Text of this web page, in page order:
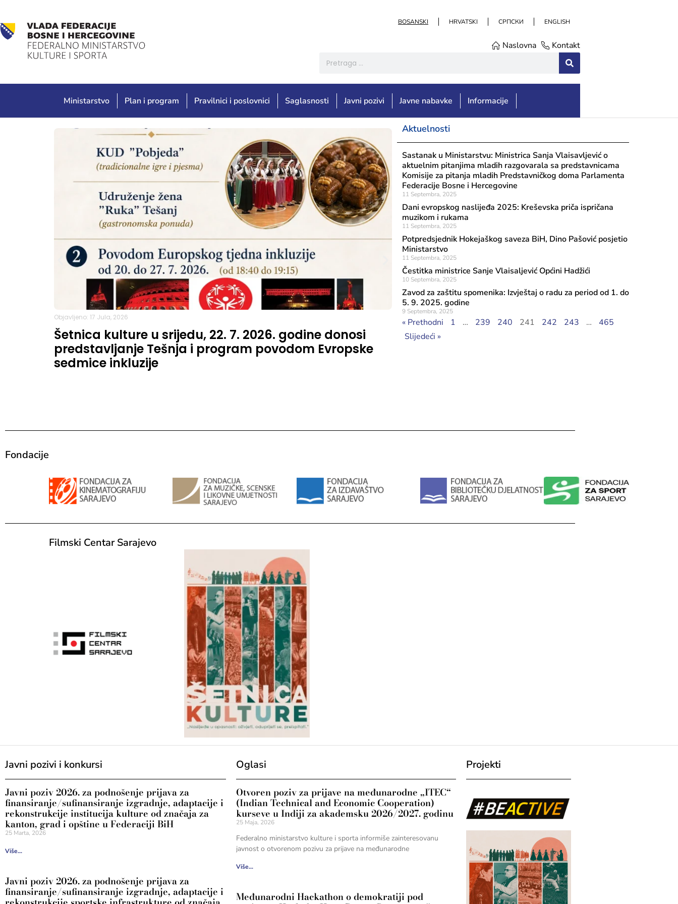
BOSANSKI HRVATSKI СРПСКИ ENGLISH
Naslovna Kontakt
Ministarstvo Plan i program Pravilnici i poslovnici Saglasnosti Javni pozivi Javne nabavke Informacije
Objavljeno: 17 Jula, 2026
Šetnica kulture u srijedu, 22. 7. 2026. godine donosi
predstavljanje Tešnja i program povodom Evropske
sedmice inkluzije
Objavljeno: 16 Jula, 2026
Na Šetnici kulture predstavljena knjiga
Aktuelnosti
Sastanak u Ministarstvu: Ministrica Sanja Vlaisavljević o
aktuelnim pitanjima mladih razgovarala sa predstavnicama
Komisije za pitanja mladih Predstavničkog doma Parlamenta
Federacije Bosne i Hercegovine
11 Septembra, 2025
Dani evropskog naslijeđa 2025: Kreševska priča ispričana
muzikom i rukama
11 Septembra, 2025
Potpredsjednik Hokejaškog saveza BiH, Dino Pašović posjetio
Ministarstvo
11 Septembra, 2025
Čestitka ministrice Sanje Vlaisaljević Općini Hadžići
10 Septembra, 2025
Zavod za zaštitu spomenika: Izvještaj o radu za period od 1. do
5. 9. 2025. godine
9 Septembra, 2025
« Prethodni 1 … 239 240 241 242 243 …
465
Slijedeći »
Fondacije
Filmski Centar Sarajevo
Javni pozivi i konkursi
Javni poziv 2026. za podnošenje prijava za
finansiranje/sufinansiranje izgradnje, adaptacije i
rekonstrukcije institucija kulture od značaja za
kanton, grad i opštine u Federaciji BiH
25 Marta, 2026
Više...
Javni poziv 2026. za podnošenje prijava za
finansiranje/sufinansiranje izgradnje, adaptacije i
Oglasi
Otvoren poziv za prijave na međunarodne „ITEC“
(Indian Technical and Economic Cooperation)
kurseve u Indiji za akademsku 2026/2027. godinu
25 Maja, 2026
Federalno ministarstvo kulture i sporta informiše zainteresovanu
javnost o otvorenom pozivu za prijave na međunarodne
Više...
Međunarodni Hackathon o demokratiji pod
Projekti